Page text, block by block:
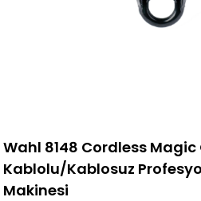
Wahl 8148 Cordless Magic
Kablolu/Kablosuz
Makinesi